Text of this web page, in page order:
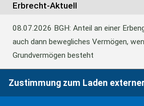
Erbrecht-Aktuell
08.07.2026 BGH: Anteil an einer
auch dann bewegliches Vermögen,
Grundvermögen besteht
BFH: Abweichende
Zustimmung zum Laden